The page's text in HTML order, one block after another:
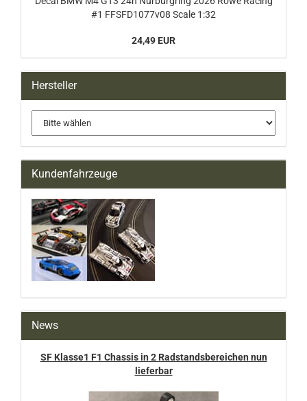
#1 FFSFD1077v08 Scale 1:32
24,49 EUR
Hersteller
Kundenfahrzeuge
News
SF Klasse1 F1 Chassis in 2 Radstandsbereichen nun
lieferbar